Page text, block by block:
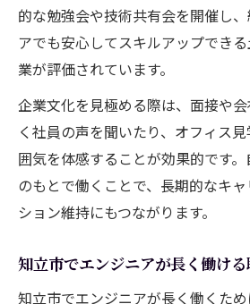
的な勉強会や技術共有会を開催し
アでも安心してスキルアップでき
業が評価されています。
企業文化を見極める際は、面接や
く社員の声を聞いたり、オフィス
囲気を体感することが効果的です
のもとで働くことで、長期的なキ
ション維持にもつながります。
知立市でエンジニアが長く働け
知立市でエンジニアが長く働くた